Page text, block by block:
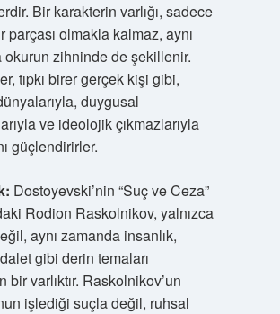
Bir karakterin varlığı, sadece
parçası olmakla kalmaz, aynı
okurun zihninde de şekillenir.
tıpkı birer gerçek kişi gibi,
duygusal
ve ideolojik çıkmazlarıyla
güçlendirirler.
Dostoyevski’nin “Suç ve Ceza”
Rodion Raskolnikov, yalnızca
aynı zamanda insanlık,
gibi derin temaları
bir varlıktır. Raskolnikov’un
işlediği suçla değil, ruhsal